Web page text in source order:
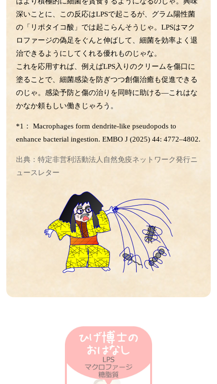
第45回 サーカディアンリズムの話
第44回 お酒とマイクログリアの話
第43回 LPS受容体TLR4の話
第42回 動脈硬化の話
第41回 心臓と腎臓の関係の話
第40回 小脳の話
第39回 肌とHSPの話
第38回 運動の話
第37回 傷の治りの話
第36回 筋肉の話
第35回 脳の発達と腸内フローラの話
第34回 歯周病菌の話
第32回 抗炎症の仕組みの話
第31回 人工甘味料と腸内細菌叢の話
第30回 食事と抗菌作用の話
第29回 抗生物質の話
第28回 ステロイドの話
第27回 高血圧の話
第22回 アルツハイマーの話
第20回 がん免疫の話
第19回 衛生仮説の話
深いことに、この反応はLPSで起こるが、グラム陽性菌
の「リポタイコ酸」では起こらんそうじゃ。LPSはマク
ロファージの偽足をぐんと伸ばして、細菌を効率よく退
治できるようにしてくれる優れものじゃな。
これを応用すれば、例えばLPS入りのクリームを傷口に
塗ることで、細菌感染を防ぎつつ創傷治癒も促進できる
のじゃ。感染予防と傷の治りを同時に助ける―これはな
かなか頼もしい働きじゃろう。
*1： Macrophages form dendrite-like pseudopods to
enhance bacterial ingestion. EMBO J (2025) 44: 4772–4802.
出典：特定非営利活動法人自然免疫ネットワーク発行ニ
ュースレター